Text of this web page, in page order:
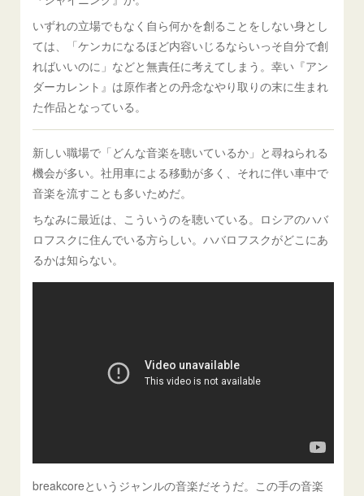
いずれの立場でもなく自ら何かを創ることをしない身とし
ては、「ケンカになるほど内容いじるならいっそ自分で創
ればいいのに」などと無責任に考えてしまう。幸い『アン
ダーカレント』は原作者との丹念なやり取りの末に生まれ
た作品となっている。
新しい職場で「どんな音楽を聴いているか」と尋ねられる
機会が多い。社用車による移動が多く、それに伴い車中で
音楽を流すことも多いためだ。
ちなみに最近は、こういうのを聴いている。ロシアのハバ
ロフスクに住んでいる方らしい。ハバロフスクがどこにあ
るかは知らない。
breakcoreというジャンルの音楽だそうだ。この手の音楽